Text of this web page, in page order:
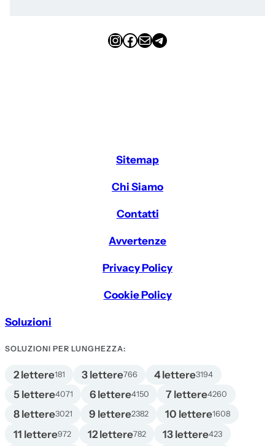
InstagramFacebook Email Telegram
Sitemap
Chi Siamo
Contatti
Avvertenze
Privacy Policy
Cookie Policy
Soluzioni
SOLUZIONI PER LUNGHEZZA:
2 lettere181 3 lettere766 4 lettere3194
5 lettere4071 6 lettere4150 7 lettere4260
8 lettere3021 9 lettere2382 10 lettere1608
11 lettere972 12 lettere782 13 lettere423